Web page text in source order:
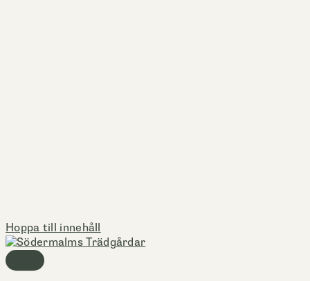
Hoppa till innehåll